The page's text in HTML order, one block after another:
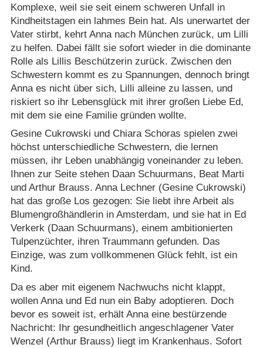
Komplexe, weil sie seit einem schweren Unfall in
Kindheitstagen ein lahmes Bein hat. Als unerwartet der
Vater stirbt, kehrt Anna nach München zurück, um Lilli
zu helfen. Dabei fällt sie sofort wieder in die dominante
Rolle als Lillis Beschützerin zurück. Zwischen den
Schwestern kommt es zu Spannungen, dennoch bringt
Anna es nicht über sich, Lilli alleine zu lassen, und
riskiert so ihr Lebensglück mit ihrer großen Liebe Ed,
mit dem sie eine Familie gründen wollte.
Gesine Cukrowski und Chiara Schoras spielen zwei
höchst unterschiedliche Schwestern, die lernen
müssen, ihr Leben unabhängig voneinander zu leben.
Ihnen zur Seite stehen Daan Schuurmans, Beat Marti
und Arthur Brauss. Anna Lechner (Gesine Cukrowski)
hat das große Los gezogen: Sie liebt ihre Arbeit als
Blumengroßhändlerin in Amsterdam, und sie hat in Ed
Verkerk (Daan Schuurmans), einem ambitionierten
Tulpenzüchter, ihren Traummann gefunden. Das
Einzige, was zum vollkommenen Glück fehlt, ist ein
Kind.
Da es aber mit eigenem Nachwuchs nicht klappt,
wollen Anna und Ed nun ein Baby adoptieren. Doch
bevor es soweit ist, erhält Anna eine bestürzende
Nachricht: Ihr gesundheitlich angeschlagener Vater
Wenzel (Arthur Brauss) liegt im Krankenhaus. Sofort